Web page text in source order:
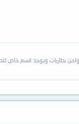
بطاريات ويوجد قسم خاص